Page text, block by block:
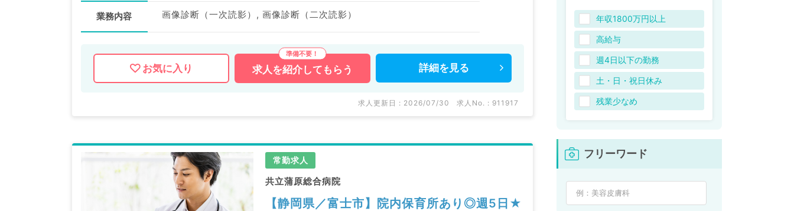
業務内容 画像診断（一次読影）, 画像診断（二次読影）
お気に入り 求人を紹介してもらう 詳細を 見る
求人更新日 : 2026/07/30 求人No. : 911917
常勤求人
共立蒲原総合病院
【静岡県／富士市】院内保育所あり◎週5日★
年収1800万円以上
高給与
週4日以下の勤務
土・日・祝日休み
残業少なめ
フリーワード